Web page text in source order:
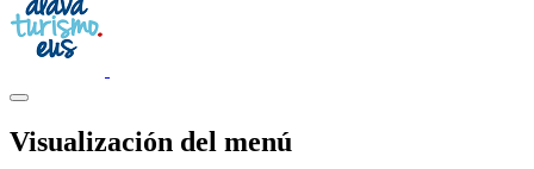
Visualización del menú